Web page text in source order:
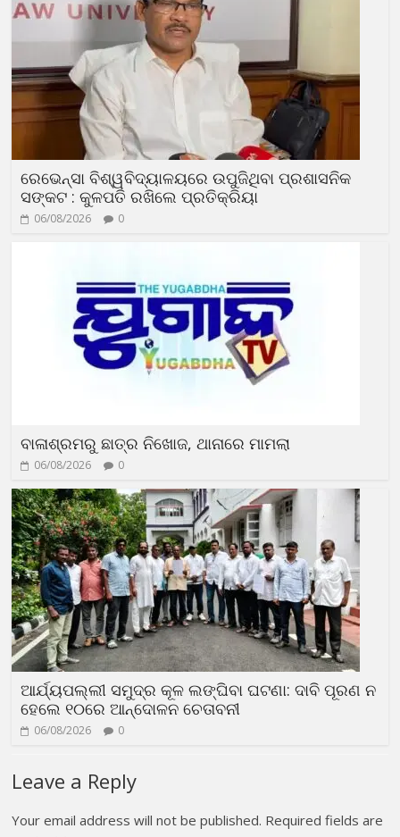
ରେଭେନ୍ସା ବିଶ୍ୱବିଦ୍ୟାଳୟରେ ଉପୁଜିଥିବା ପ୍ରଶାସନିକ
ସଙ୍କଟ : କୁଳପତି ରଖିଲେ ପ୍ରତିକ୍ରିୟା
06/08/2026 0
ବାଳାଶ୍ରମରୁ ଛାତ୍ର ନିଖୋଜ, ଥାନାରେ ମାମଲା
06/08/2026 0
ଆର୍ଯ୍ୟପଲ୍ଲୀ ସମୁଦ୍ର କୂଳ ଲଙ୍ଘିବା ଘଟଣା: ଦାବି ପୂରଣ ନ
ହେଲେ ୧୦ରେ ଆନ୍ଦୋଳନ ଚେତାବନୀ
06/08/2026 0
Leave a Reply
Your email address will not be published. Required fields are